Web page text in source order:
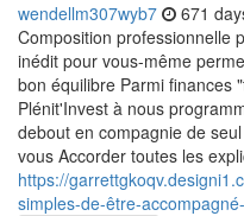
wendellm307wyb7 671
Composition professionnelle
inédit pour vous-même
bon équilibre Parmi finances
Plénit'Invest à nous
debout en compagnie de
vous Accorder toutes les
https://
simples-de-être-